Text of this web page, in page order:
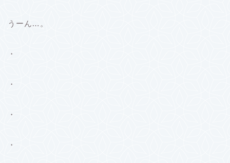
うーん…。
・
・
・
・